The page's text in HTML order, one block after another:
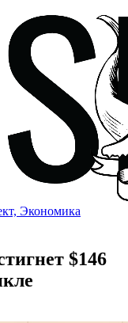
Экономика
$146